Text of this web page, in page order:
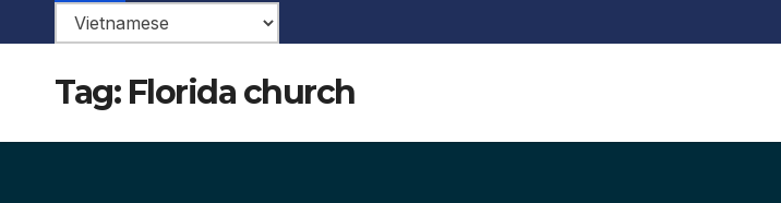
Tag: Florida church